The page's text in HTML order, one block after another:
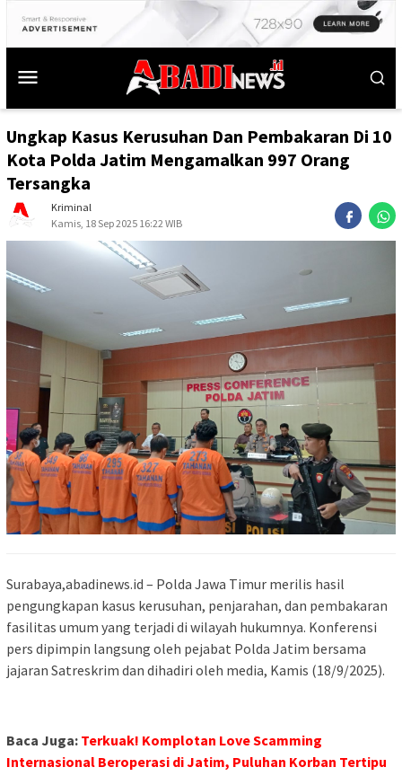
Ungkap Kasus Kerusuhan Dan Pembakaran Di 10
Kota Polda Jatim Mengamalkan 997 Orang
Tersangka
Kriminal
Kamis, 18 Sep 2025 16:22 WIB
Surabaya,abadinews.id – Polda Jawa Timur merilis hasil
pengungkapan kasus kerusuhan, penjarahan, dan pembakaran
fasilitas umum yang terjadi di wilayah hukumnya. Konferensi
pers dipimpin langsung oleh pejabat Polda Jatim bersama
jajaran Satreskrim dan dihadiri oleh media, Kamis (18/9/2025).
Baca Juga: Terkuak! Komplotan Love Scamming
Internasional Beroperasi di Jatim, Puluhan Korban Tertipu